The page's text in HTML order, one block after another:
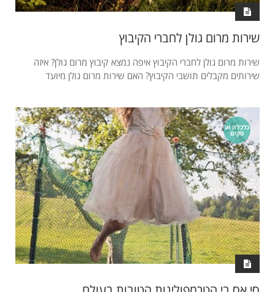
שירות מרום גולן לחברי הקיבוץ
שירות מרום גולן לחברי הקיבוץ איפה נמצא קיבוץ מרום גולן? איזה
שירותים מקבלים תושבי הקיבוץ? האם שירות מרום גולן מיועד
כלכלה וע
סקים